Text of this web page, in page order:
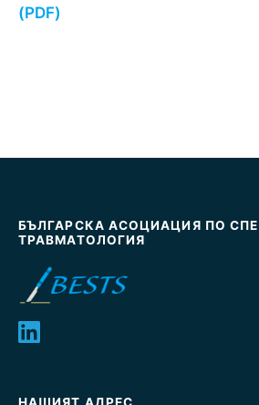
(PDF)
БЪЛГАРСКА АСОЦИАЦИЯ ПО
ТРАВМАТОЛОГИЯ